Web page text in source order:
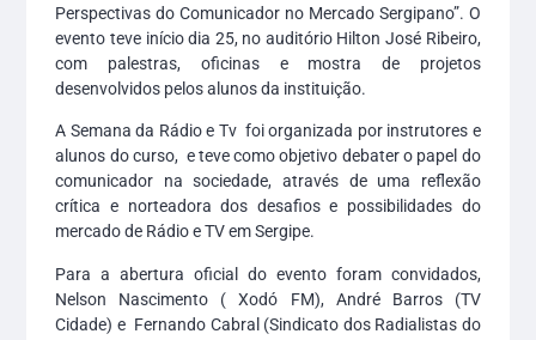
Perspectivas do Comunicador no Mercado Sergipano”. O
evento teve início dia 25, no auditório Hilton José Ribeiro,
com palestras, oficinas e mostra de projetos
desenvolvidos pelos alunos da instituição.
A Semana da Rádio e Tv foi organizada por instrutores e
alunos do curso, e teve como objetivo debater o papel do
comunicador na sociedade, através de uma reflexão
crítica e norteadora dos desafios e possibilidades do
mercado de Rádio e TV em Sergipe.
Para a abertura oficial do evento foram convidados,
Nelson Nascimento ( Xodó FM), André Barros (TV
Cidade) e Fernando Cabral (Sindicato dos Radialistas do